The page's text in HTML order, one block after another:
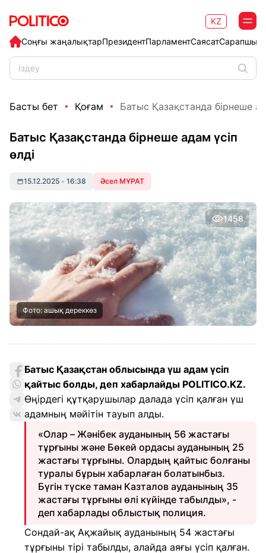
Соңғы жаңалықтарПрезидентПарламентСаясат
KZ
Басты бет Қоғам Батыс Қазақстанда бірнеше
Батыс Қазақстанда бірнеше адам үсіп
өлді
15.12.2025 • 16:38 Әсел МҰРАТ
1458
Фото: ашық дереккөз
Батыс Қазақстан облысында үш адам үсіп
қайтыс болды, деп хабарлайды POLITICO.KZ.
Өңірдегі құтқарушылар далада үсіп қалған үш
адамның мәйітін тауып алды.
«Олар – Жәнібек ауданының 56 жастағы
тұрғыны және Бөкей ордасы ауданының 25
жастағы тұрғыны. Олардың қайтыс болғаны
туралы бұрын хабарлаған болатынбыз.
Бүгін түске таман Казталов ауданының 35
жастағы тұрғыны өлі күйінде табылды», -
деп хабарлады облыстық полиция.
Сондай-ақ Ақжайық ауданының 54 жастағы
тұрғыны тірі табылды, алайда аяғы үсіп қалған.